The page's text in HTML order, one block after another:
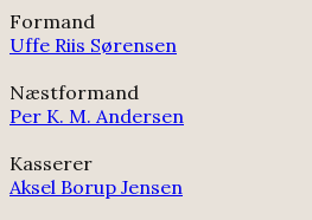
Formand
Uffe Riis Sørensen
Næstformand
Per K. M. Andersen
Kasserer
Aksel Borup Jensen